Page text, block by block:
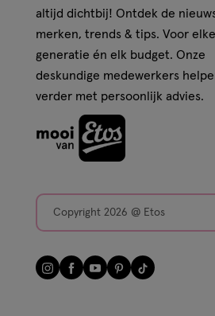
altijd dichtbij! Ontdek de
merken, trends & tips. Voor
generatie én elk budget. Onze
deskundige medewerkers
verder met persoonlijk advies.
Copyright 2026 @ Etos